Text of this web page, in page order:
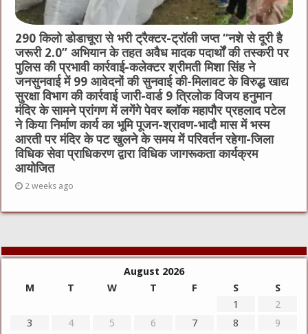
290 किलो डोडाचूरा से भरी ट्रैक्टर-ट्रॉली जप्त “नशे से दूरी है
जरूरी 2.0” अभियान के तहत अवैध मादक पदार्थों की तस्करी पर
पुलिस की प्रभावी कार्रवाई-कलेक्टर श्रीमती मिशा सिंह ने
जनसुनवाई में 99 आवेदनों की सुनवाई की-मिलावट के विरुद्ध खाद्य
सुरक्षा विभाग की कार्रवाई जारी-वार्ड 9 त्रिलोक विजय हनुमान
मंदिर के सामने प्रांगण में लगेंगे पेवर ब्लॉक महापौर प्रहलाद पटेल
ने किया निर्माण कार्य का भूमि पूजन-श्रावण-भादौ मास में भस्म
आरती पर मंदिर के पट खुलने के समय में परिवर्तन रहेगा-जिला
विधिक सेवा प्राधिकरण द्वारा विधिक जागरूकता कार्यक्रम
आयोजित
2 weeks ago
August 2026
M
T W T F S
S
1
2
3
4 5 6 7 8
9